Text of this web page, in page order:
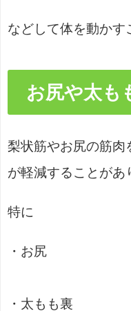
などして体を動かす
お尻や太も
梨状筋やお尻の筋肉
が軽減することがあ
特に
・お尻
・太もも裏